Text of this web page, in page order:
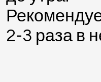
2-3 раза в